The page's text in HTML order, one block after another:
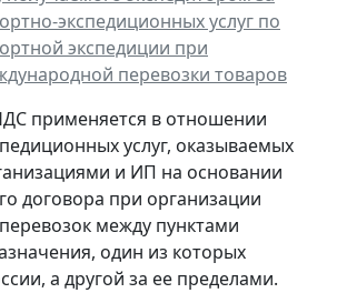
экспедиционных услуг по
экспедиции при
перевозки товаров
применяется в отношении
услуг, оказываемых
и ИП на основании
договора при организации
между пунктами
один из которых
а другой за ее пределами.